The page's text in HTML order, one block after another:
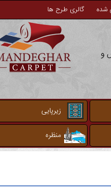
شده گالری طرح ها
و
زیرپایی
منظره